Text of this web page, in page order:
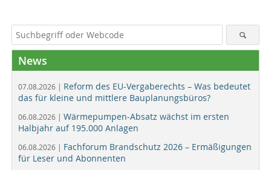
News
07.08.2026 | Reform des EU-Vergaberechts – Was bedeutet
das für kleine und mittlere Bauplanungsbüros?
06.08.2026 | Wärmepumpen-Absatz wächst im ersten
Halbjahr auf 195.000 Anlagen
06.08.2026 | Fachforum Brandschutz 2026 – Ermäßigungen
für Leser und Abonnenten